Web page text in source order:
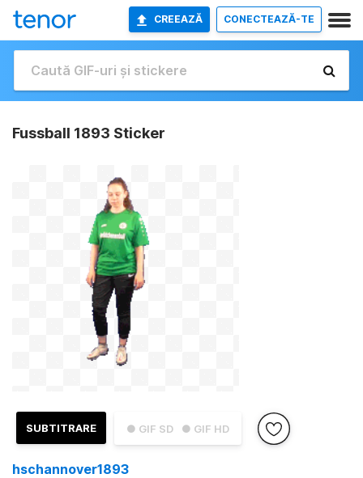
CREEAZĂ CONECTEAZĂ-TE
Fussball 1893 Sticker
● GIF SD ● GIF HD
SUBTITRARE
hschannover1893